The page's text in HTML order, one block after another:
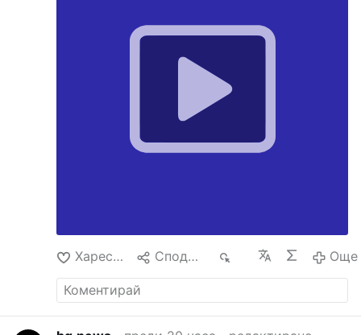
essentielles pour accueillir Christ revenu dans
l’urgence… rejoins-nous dès maintenant sur
Dieu appelle ceux qui cherchent
Харесване Споделяне Още